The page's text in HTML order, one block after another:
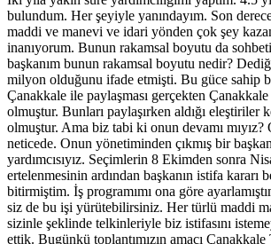
bulundum. Her şeyiyle yanındayım. Son
maddi ve manevi ve idari yönden çok şey
inanıyorum. Bunun rakamsal boyutu da
başkanım bunun rakamsal boyutu nedir?
milyon olduğunu ifade etmişti. Bu güce sahip
Çanakkale ile paylaşması gerçekten
olmuştur. Bunları paylaşırken aldığı eleştiriler
olmuştur. Ama biz tabi ki onun devamı
neticede. Onun yönetiminden çıkmış bir
yardımcısıyız. Seçimlerin 8 Ekimden sonra
ertelenmesinin ardından başkanın istifa kararı
bitirmiştim. İş programımı ona göre
siz de bu işi yürütebilirsiniz. Her türlü maddi
sizinle şeklinde telkinleriyle biz istifasını
ettik. Bugünkü toplantımızın amacı